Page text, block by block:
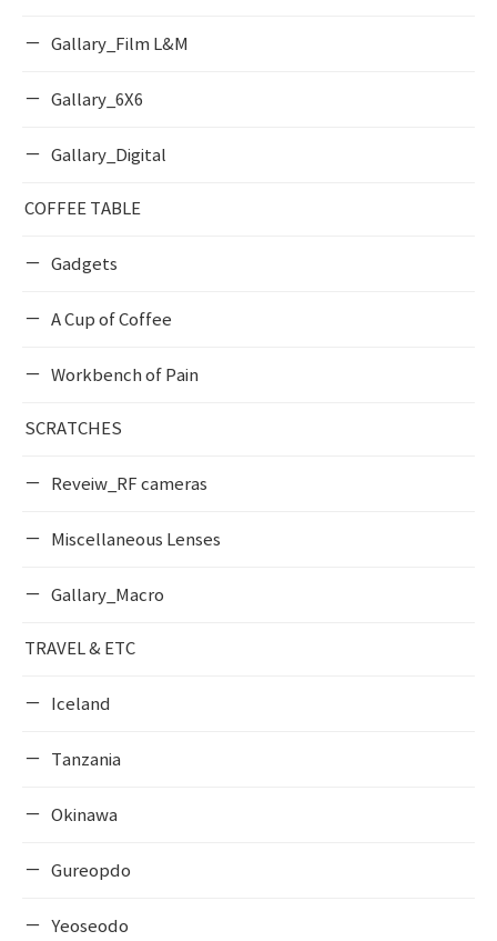
Gallary_Film L&M
Gallary_6X6
Gallary_Digital
COFFEE TABLE
Gadgets
A Cup of Coffee
Workbench of Pain
SCRATCHES
Reveiw_RF cameras
Miscellaneous Lenses
Gallary_Macro
TRAVEL & ETC
Iceland
Tanzania
Okinawa
Gureopdo
Yeoseodo